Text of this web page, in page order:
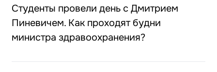
Студенты провели день с Дмитрием
Пиневичем. Как проходят будни
министра здравоохранения?